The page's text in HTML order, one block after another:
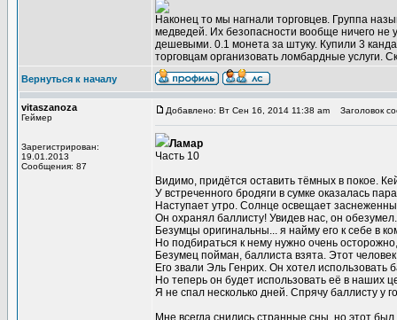
Наконец то мы нагнали торговцев. Группа
медведей. Их безопасности вообще ничего не
дешевыми. 0.1 монета за штуку. Купили 3
торговцам организовать ломбардные услуги.
Вернуться к началу
vitaszanoza
Геймер
Зарегистрирован:
19.01.2013
Сообщения: 87
Добавлено: Вт Сен 16, 2014 11:38 am Заголовок
Ламар
Часть 10
Видимо, придётся оставить тёмных в покое.
У встреченного бродяги в сумке оказалась
Наступает утро. Солнце освещает
Он охранял баллисту! Увидев нас, он
Безумцы оригинальны... я найму его к себе в
Но подбираться к нему нужно очень
Безумец пойман, баллиста взята. Этот
Его звали Эль Генрих. Он хотел использовать
Но теперь он будет использовать её в наших
Я не спал несколько дней. Спрячу баллисту у
Мне всегда снились странные сны, но этот был